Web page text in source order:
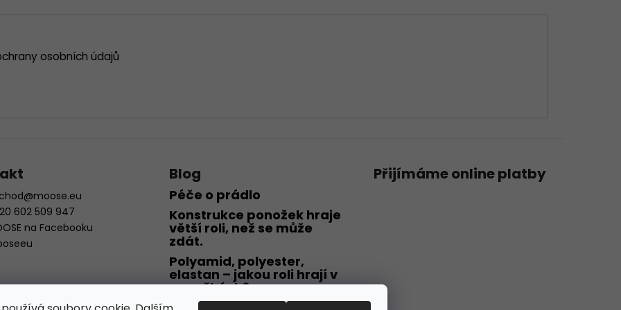
osobních údajů
@moose.eu
602 509 947
na Facebooku
Blog
Péče o prádlo
Konstrukce ponožek hraje
větší roli, než se může
zdát.
Polyamid, polyester,
elastan – jakou roli hrají v
ponožkách?
Přijímáme online platby